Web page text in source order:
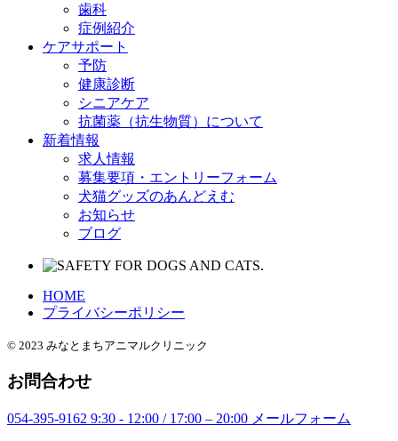
歯科
症例紹介
ケアサポート
予防
健康診断
シニアケア
抗菌薬（抗生物質）について
新着情報
求人情報
募集要項・エントリーフォーム
犬猫グッズのあんどえむ
お知らせ
ブログ
HOME
プライバシーポリシー
© 2023 みなとまちアニマルクリニック
お問合わせ
054-395-9162 9:30 - 12:00 / 17:00 – 20:00 メールフォーム